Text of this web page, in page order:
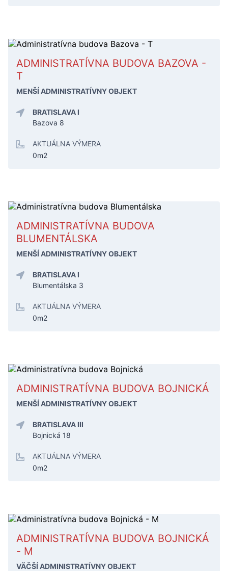
ADMINISTRATÍVNA BUDOVA BAZOVA -
T
MENŠÍ ADMINISTRATÍVNY OBJEKT
BRATISLAVA I
Bazova 8
AKTUÁLNA VÝMERA
0m2
ADMINISTRATÍVNA BUDOVA
BLUMENTÁLSKA
MENŠÍ ADMINISTRATÍVNY OBJEKT
BRATISLAVA I
Blumentálska 3
AKTUÁLNA VÝMERA
0m2
ADMINISTRATÍVNA BUDOVA BOJNICKÁ
MENŠÍ ADMINISTRATÍVNY OBJEKT
BRATISLAVA III
Bojnická 18
AKTUÁLNA VÝMERA
0m2
ADMINISTRATÍVNA BUDOVA BOJNICKÁ
- M
VÄČŠÍ ADMINISTRATÍVNY OBJEKT